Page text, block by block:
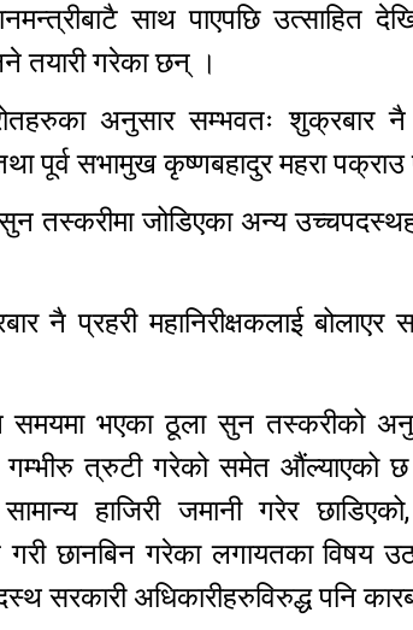
साथ पाएपछि उत्साहित
तयारी गरेका छन् ।
अनुसार सम्भवतः शुक्रबार नै
पूर्व सभामुख कृष्णबहादुर महरा
तस्करीमा जोडिएका अन्य
नै प्रहरी महानिरीक्षकलाई बोलाएर
समयमा भएका ठूला सुन तस्करीको
गम्भीरु त्रुटी गरेको समेत औंल्याएको
हाजिरी जमानी गरेर
छानबिन गरेका लगायतका विषय
सरकारी अधिकारीहरुविरुद्ध पनि